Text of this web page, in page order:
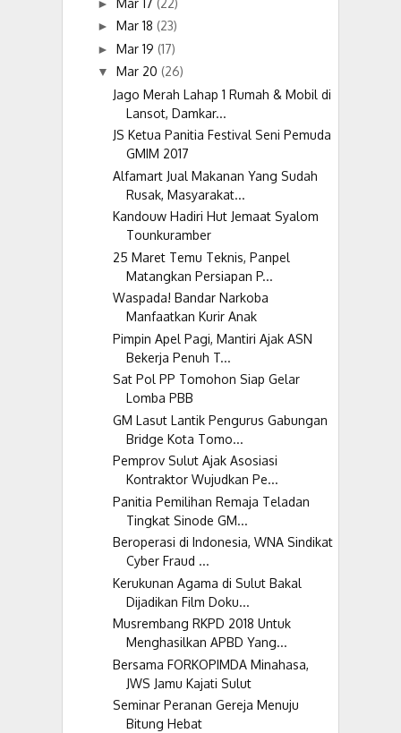
►
► Mar 18 (23)
► Mar 19 (17)
▼ Mar 20 (26)
Jago Merah Lahap 1 Rumah & Mobil di
Lansot, Damkar...
JS Ketua Panitia Festival Seni Pemuda
GMIM 2017
Alfamart Jual Makanan Yang Sudah
Rusak, Masyarakat...
Kandouw Hadiri Hut Jemaat Syalom
Tounkuramber
25 Maret Temu Teknis, Panpel
Matangkan Persiapan P...
Waspada! Bandar Narkoba
Manfaatkan Kurir Anak
Pimpin Apel Pagi, Mantiri Ajak ASN
Bekerja Penuh T...
Sat Pol PP Tomohon Siap Gelar
Lomba PBB
GM Lasut Lantik Pengurus Gabungan
Bridge Kota Tomo...
Pemprov Sulut Ajak Asosiasi
Kontraktor Wujudkan Pe...
Panitia Pemilihan Remaja Teladan
Tingkat Sinode GM...
Beroperasi di Indonesia, WNA Sindikat
Cyber Fraud ...
Kerukunan Agama di Sulut Bakal
Dijadikan Film Doku...
Musrembang RKPD 2018 Untuk
Menghasilkan APBD Yang...
Bersama FORKOPIMDA Minahasa,
JWS Jamu Kajati Sulut
Seminar Peranan Gereja Menuju
Bitung Hebat